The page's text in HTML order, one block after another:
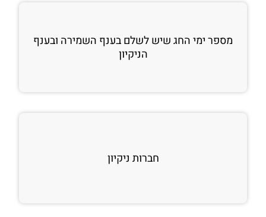
מספר ימי החג שיש לשלם בענף השמירה ובענף
הניקיון
חברות ניקיון